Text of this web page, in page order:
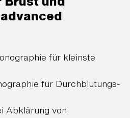
für kleinste
für Durchblutungs-
Abklärung von